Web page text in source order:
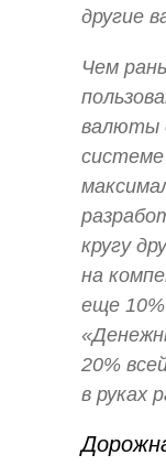
другие
Чем
валюты
системе
кругу
на
еще
20%
в руках